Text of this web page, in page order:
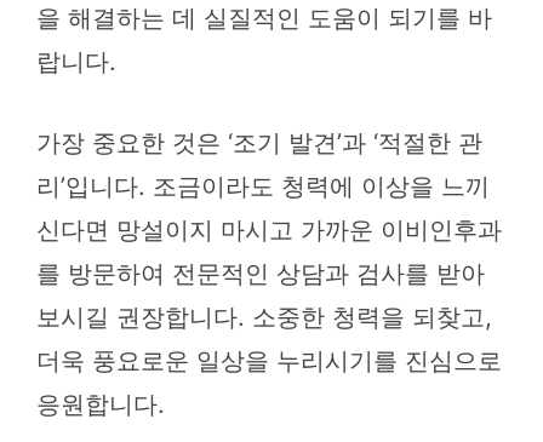
을 해결하는 데 실질적인 도움이 되기를 바
랍니다.
가장 중요한 것은 ‘조기 발견’과 ‘적절한 관
리’입니다. 조금이라도 청력에 이상을 느끼
신다면 망설이지 마시고 가까운 이비인후과
를 방문하여 전문적인 상담과 검사를 받아
보시길 권장합니다. 소중한 청력을 되찾고,
더욱 풍요로운 일상을 누리시기를 진심으로
응원합니다.